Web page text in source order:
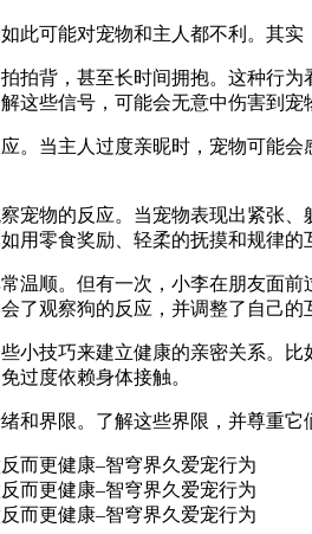
此可能对宠物和主人都不利。其
拍背，甚至长时间拥抱。这种行
这些信号，可能会无意中伤害到宠
。当主人过度亲昵时，宠物可能
宠物的反应。当宠物表现出紧张
用零食奖励、轻柔的抚摸和规律的
温顺。但有一次，小李在朋友面
了观察狗的反应，并调整了自己的
小技巧来建立健康的亲密关系。
过度依赖身体接触。
和界限。了解这些界限，并尊重它